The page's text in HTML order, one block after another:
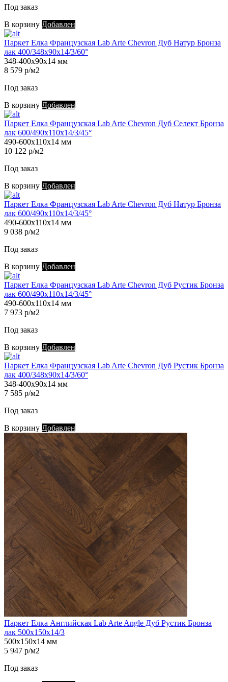
Под заказ
В корзину Добавлен
Паркет Елка Французская Lab Arte Chevron Дуб Натур Бронза
лак 400/348х90х14/3/60°
348-400х90х14 мм
8 579 р/м2
Под заказ
В корзину Добавлен
Паркет Елка Французская Lab Arte Chevron Дуб Селект Бронза
лак 600/490х110х14/3/45°
490-600х110х14 мм
10 122 р/м2
Под заказ
В корзину Добавлен
Паркет Елка Французская Lab Arte Chevron Дуб Натур Бронза
лак 600/490х110х14/3/45°
490-600х110х14 мм
9 038 р/м2
Под заказ
В корзину Добавлен
Паркет Елка Французская Lab Arte Chevron Дуб Рустик Бронза
лак 600/490х110х14/3/45°
490-600х110х14 мм
7 973 р/м2
Под заказ
В корзину Добавлен
Паркет Елка Французская Lab Arte Chevron Дуб Рустик Бронза
лак 400/348х90х14/3/60°
348-400х90х14 мм
7 585 р/м2
Под заказ
В корзину Добавлен
Паркет Елка Английская Lab Arte Angle Дуб Рустик Бронза
лак 500х150х14/3
500х150х14 мм
5 947 р/м2
Под заказ